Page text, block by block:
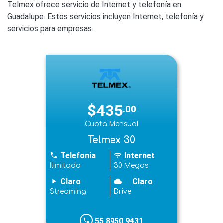
Telmex ofrece servicio de Internet y telefonía en
Guadalupe. Estos servicios incluyen Internet, telefonía y
servicios para empresas.
$435.00
Cuota Mensual
Telmex 30
phone Telefonia
Ilimitado
wifi Internet
30 Megas
play_arrow Claro
Streaming
cloudy Claro
Drive
phone 55 8950 9431